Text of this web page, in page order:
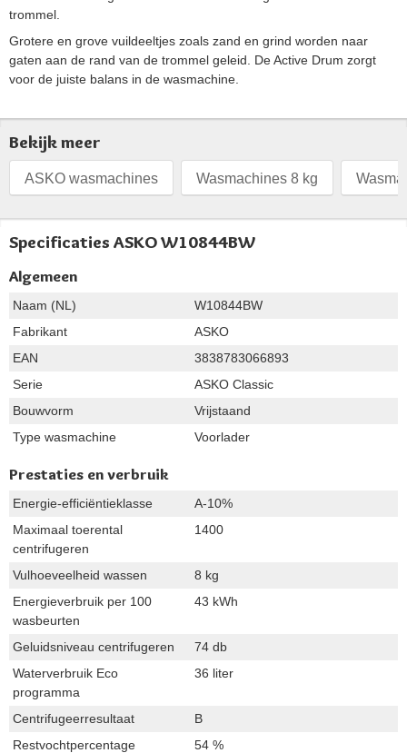
trommel.
Grotere en grove vuildeeltjes zoals zand en grind worden naar
gaten aan de rand van de trommel geleid. De Active Drum zorgt
voor de juiste balans in de wasmachine.
Bekijk meer
ASKO wasmachines Wasmachines 8 kg
Specificaties ASKO W10844BW
Algemeen
Naam (NL)
W10844BW
Fabrikant
ASKO
EAN
3838783066893
Serie
ASKO Classic
Bouwvorm
Vrijstaand
Type wasmachine
Voorlader
Prestaties en verbruik
Energie-efficiëntieklasse
A-10%
Maximaal toerental
centrifugeren
1400
Vulhoeveelheid wassen
8 kg
Energieverbruik per 100
wasbeurten
43 kWh
Geluidsniveau centrifugeren
74 db
Waterverbruik Eco
programma
36 liter
Centrifugeerresultaat
B
Restvochtpercentage
54 %